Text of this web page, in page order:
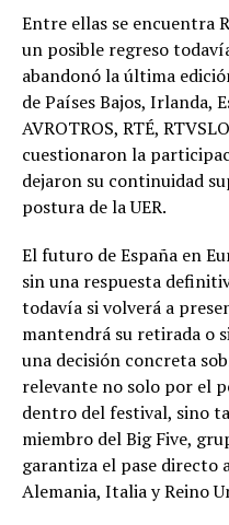
Entre ellas se encuentra
un posible regreso
abandonó la última
de Países Bajos, Irlanda,
AVROTROS, RTÉ,
cuestionaron la
dejaron su continuidad
postura de la UER.
El futuro de España en
sin una respuesta
todavía si volverá a
mantendrá su retirada o
una decisión concreta
relevante no solo por el
dentro del festival, sino
miembro del Big Five,
garantiza el pase directo
Alemania, Italia y Reino